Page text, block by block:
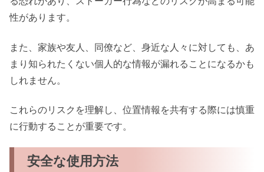
性があります。
また、家族や友人、同僚など、身近な人々に対しても、あ
まり知られたくない個人的な情報が漏れることになるかも
しれません。
これらのリスクを理解し、位置情報を共有する際には慎重
に行動することが重要です。
安全な使用方法